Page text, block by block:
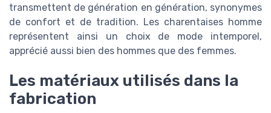
transmettent de génération en génération, synonymes
de confort et de tradition. Les charentaises homme
représentent ainsi un choix de mode intemporel,
apprécié aussi bien des hommes que des femmes.
Les matériaux utilisés dans la
fabrication